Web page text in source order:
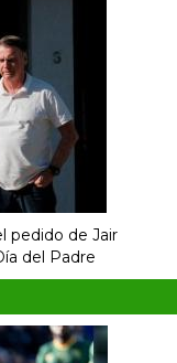
pedido de Jair
del Padre